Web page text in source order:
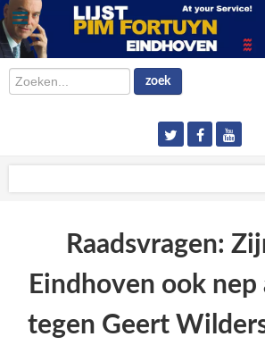
Zoeken... zoek
Raadsvragen:
Eindhoven ook
tegen Geert